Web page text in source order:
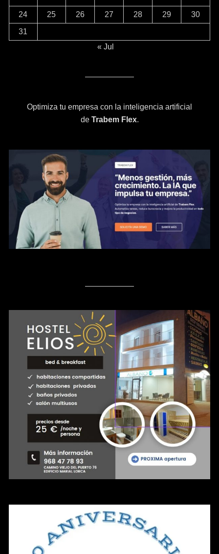
24 25 26 27 28 29 30
31
« Jul
Optimiza tu empresa con la inteligencia artificial
de Trabem Flex.